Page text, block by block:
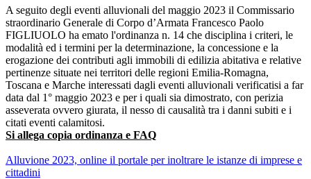
A seguito degli eventi alluvionali del maggio 2023 il Commissario
straordinario Generale di Corpo d’Armata Francesco Paolo
FIGLIUOLO ha emato l'ordinanza n. 14 che disciplina i criteri, le
modalità ed i termini per la determinazione, la concessione e la
erogazione dei contributi agli immobili di edilizia abitativa e relative
pertinenze situate nei territori delle regioni Emilia-Romagna,
Toscana e Marche interessati dagli eventi alluvionali verificatisi a far
data dal 1° maggio 2023 e per i quali sia dimostrato, con perizia
asseverata ovvero giurata, il nesso di causalità tra i danni subiti e i
citati eventi calamitosi.
Si allega copia ordinanza e FAQ
Alluvione 2023, online il portale per inoltrare le istanze di imprese e
cittadini